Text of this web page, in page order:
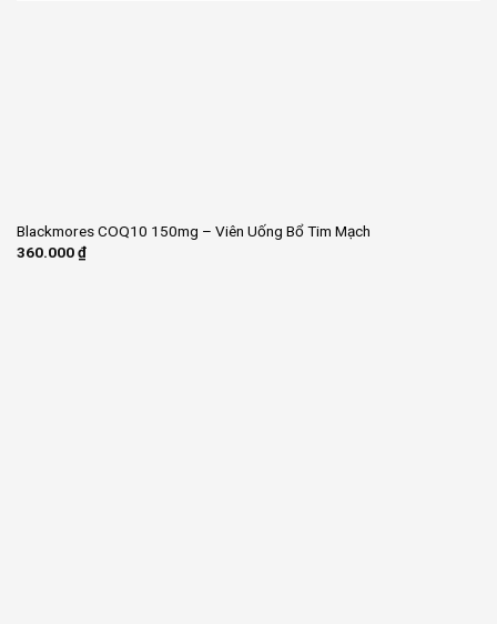
Blackmores COQ10 150mg – Viên Uống Bổ Tim Mạch
360.000₫